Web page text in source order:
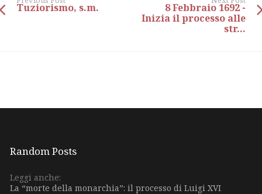
Tuziorismo, s.m.
8 Febbraio 1692 -
Inizia il processo alle
str...
Random Posts
Leggi anche:
La “morte della monarchia”: il processo di Luigi XVI